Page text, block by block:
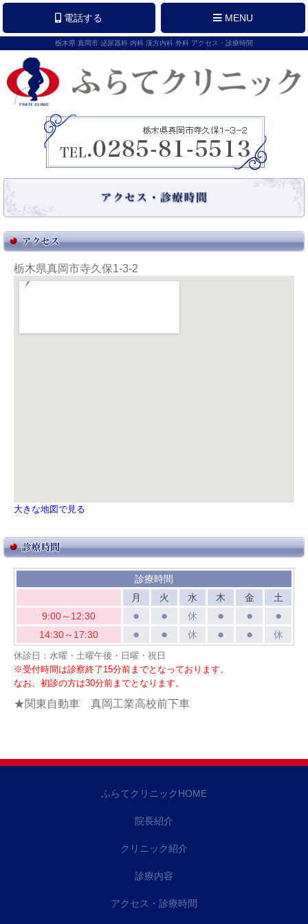
電話する MENU
栃木県 真岡市 泌尿器科 内科 漢方内科 外科 アクセス・診療時間
栃木県真岡市寺久保1-3-2
大きな地図で見る
診療時間
月
火 水 木 金
土
9:00～12:30
● ● 休 ● ● ●
14:30～17:30 ● ● 休 ● ● 休
休診日：水曜・土曜午後・日曜・祝日
※受付時間は診察終了15分前までとなっております。
なお、初診の方は30分前までとなります。
★関東自動車 真岡工業高校前下車
ふらてクリニックHOME
院長紹介
クリニック紹介
診療内容
アクセス・診療時間